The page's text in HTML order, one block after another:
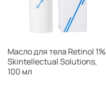
Масло для тела Retinol 1%
Skintellectual Solutions,
100 мл